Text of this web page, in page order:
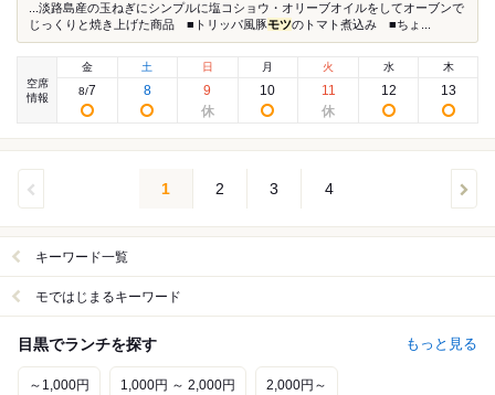
...淡路島産の玉ねぎにシンプルに塩コショウ・オリーブオイルをしてオーブンで
じっくりと焼き上げた商品 ■トリッパ風豚モツのトマト煮込み ■ちょ...
空席
情報
金
8/7
土
8
日
9
月
10
火
11
水
12
木
13
1 2 3 4
キーワード一覧
モではじまるキーワード
目黒でランチを探す もっと見る
～1,000円 1,000円 ～ 2,000円 2,000円～